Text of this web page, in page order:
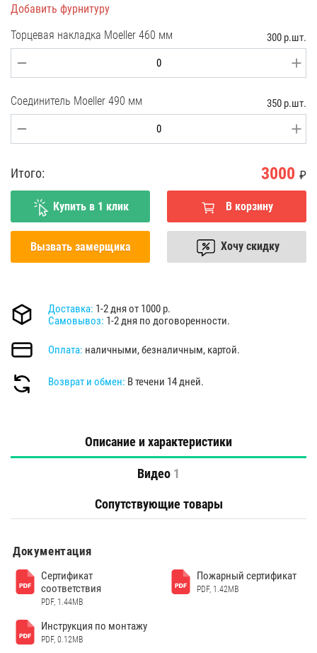
Добавить фурнитуру
Торцевая накладка Moeller 460 мм
300 р.шт.
Соединитель Moeller 490 мм 350 р.шт.
Итого: 3000 ₽
Купить в 1 клик В корзину
Вызвать замерщика Хочу скидку
Доставка: 1-2 дня от 1000 р.
Самовывоз: 1-2 дня по договоренности.
Оплата: наличными, безналичным, картой.
Возврат и обмен: В течени 14 дней.
Описание и характеристики
Видео 1
Сопутствующие товары
Документация
Сертификат
соответствия
PDF, 1.44MB
Пожарный сертификат
PDF, 1.42MB
Инструкция по монтажу
PDF, 0.12MB